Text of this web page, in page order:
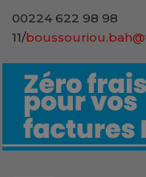
00224 622 98 98
11/